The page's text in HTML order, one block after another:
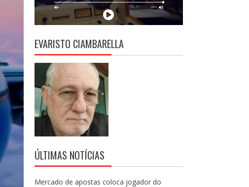
EVARISTO CIAMBARELLA
ÚLTIMAS NOTÍCIAS
Mercado de apostas coloca jogador do